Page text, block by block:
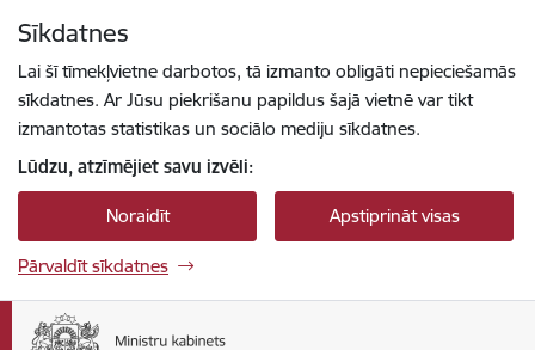
Sīkdatnes
Lai šī tīmekļvietne darbotos, tā izmanto obligāti nepieciešamās
sīkdatnes. Ar Jūsu piekrišanu papildus šajā vietnē var tikt
izmantotas statistikas un sociālo mediju sīkdatnes.
Lūdzu, atzīmējiet savu izvēli:
Noraidīt Apstiprināt visas
Pārvaldīt sīkdatnes